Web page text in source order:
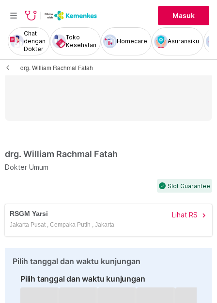
Masuk
Chat
dengan
Dokter
Toko
Kesehatan
Homecare Asuransiku
drg. William Rachmal Fatah
drg. William Rachmal Fatah
Dokter Umum
check Slot Guarantee
RSGM Yarsi Lihat RS chevron_right
Jakarta Pusat , Cempaka Putih , Jakarta
Pilih tanggal dan waktu kunjungan
Pilih tanggal dan waktu kunjungan